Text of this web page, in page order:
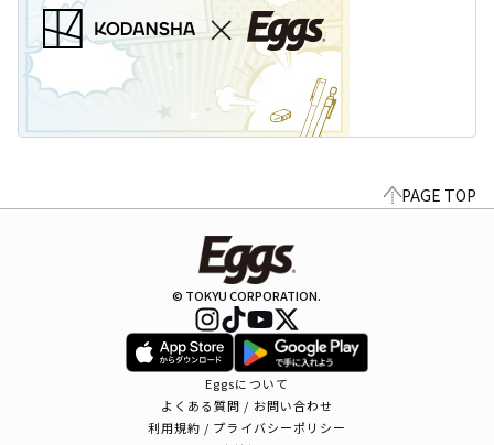
PAGE TOP
© TOKYU CORPORATION.
Eggsについて
よくある質問 / お問い合わせ
利用規約 / プライバシーポリシー